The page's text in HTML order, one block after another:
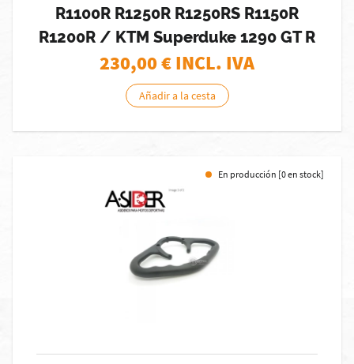
R1100R R1250R R1250RS R1150R
R1200R / KTM Superduke 1290 GT R
230,00€ INCL. IVA
Añadir a la cesta
En producción [0 en stock]